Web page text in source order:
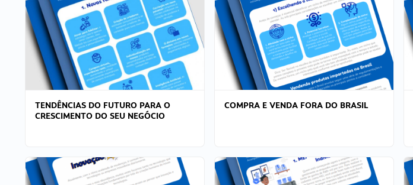
TENDÊNCIAS DO FUTURO PARA O
CRESCIMENTO DO SEU NEGÓCIO
COMPRA E VENDA FORA DO BRASIL